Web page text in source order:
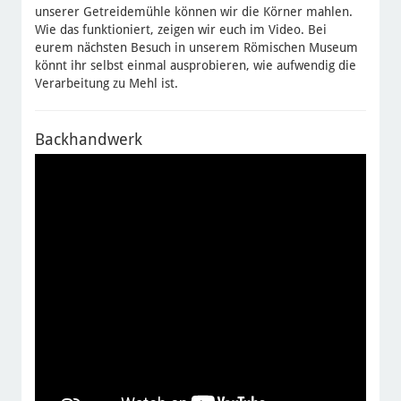
unserer Getreidemühle können wir die Körner mahlen.
Wie das funktioniert, zeigen wir euch im Video. Bei
eurem nächsten Besuch in unserem Römischen Museum
könnt ihr selbst einmal ausprobieren, wie aufwendig die
Verarbeitung zu Mehl ist.
Backhandwerk